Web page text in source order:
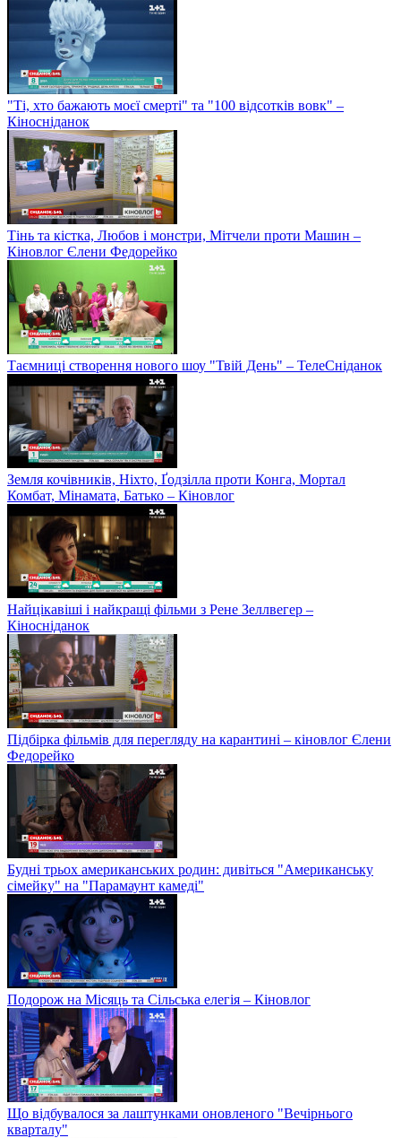
"Ті, хто бажають моєї смерті" та "100 відсотків вовк" –
Кіносніданок
Тінь та кістка, Любов і монстри, Мітчели проти Машин –
Кіновлог Єлени Федорейко
Таємниці створення нового шоу "Твій День" – ТелеСніданок
Земля кочівників, Ніхто, Ґодзілла проти Конга, Мортал
Комбат, Мінамата, Батько – Кіновлог
Найцікавіші і найкращі фільми з Рене Зеллвегер –
Кіносніданок
Підбірка фільмів для перегляду на карантині – кіновлог Єлени
Федорейко
Будні трьох американських родин: дивіться "Американську
сімейку" на "Парамаунт камеді"
Подорож на Місяць та Сільська елегія – Кіновлог
Що відбувалося за лаштунками оновленого "Вечірнього
кварталу"